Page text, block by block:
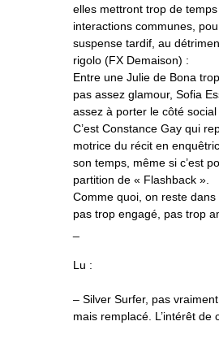
elles mettront trop de
interactions communes,
suspense tardif, au
rigolo (FX Demaison) :
Entre une Julie de Bona
pas assez glamour, Sofia
assez à porter le côté
C’est Constance Gay qui
motrice du récit en
son temps, même si c’est
partition de « Flashback ».
Comme quoi, on reste dans
pas trop engagé, pas trop
Lu :
– Silver Surfer, pas
mais remplacé. L’intérêt de